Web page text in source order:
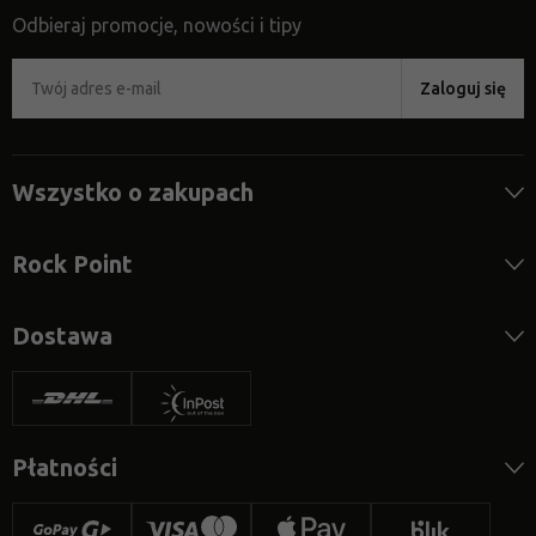
Odbieraj promocje, nowości i tipy
Zaloguj się
Wszystko o zakupach
Rock Point
Dostawa
Płatności